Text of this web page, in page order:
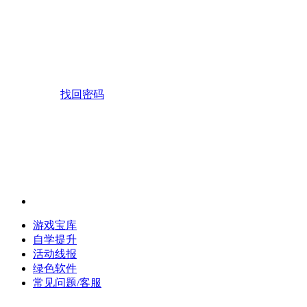
找回密码
游戏宝库
自学提升
活动线报
绿色软件
常见问题/客服